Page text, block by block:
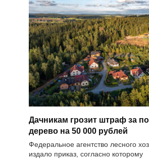
Дачникам грозит штраф за
дерево на 50 000 рублей
Федеральное агентство лесного
издало приказ, согласно которому